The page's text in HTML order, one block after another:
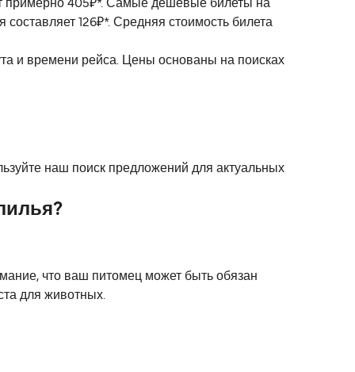
примерно 405₽*. Самые дешёвые билеты на
126₽*. Средняя стоимость билета
и времени рейса. Цены основаны на поисках
наш поиск предложений для актуальных
что ваш питомец может быть обязан
для животных.